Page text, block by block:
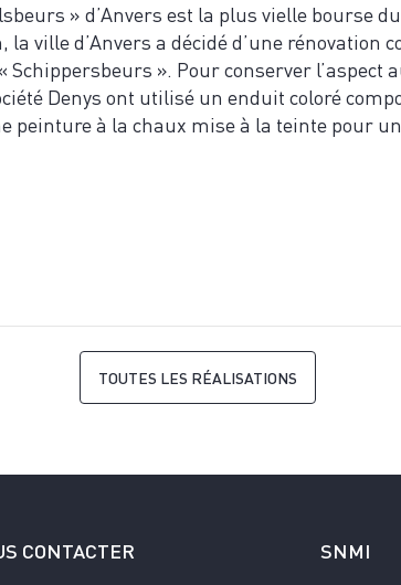
» d’Anvers est la plus vielle bourse
la ville d’Anvers a décidé d’une rénovation
Schippersbeurs ». Pour conserver
Denys ont utilisé un enduit coloré
peinture à la chaux mise à la teinte pour
TOUTES LES RÉALISATIONS
CONTACTER SNMI